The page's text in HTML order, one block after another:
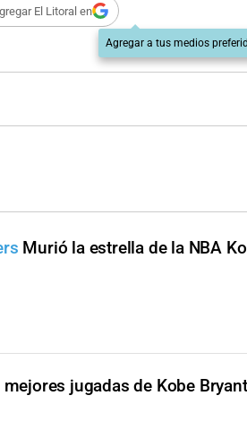
El Litoral en
Agregar a tus medios
Murió la estrella de la NBA
jugadas de Kobe